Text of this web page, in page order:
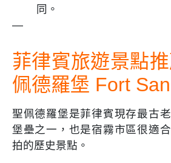
同。
—
菲律賓旅遊景點
佩德羅堡 Fort
聖佩德羅堡是菲律賓現存最古
堡壘之一，也是宿霧市區很適
拍的歷史景點。